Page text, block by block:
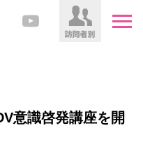
意識啓発講座を開